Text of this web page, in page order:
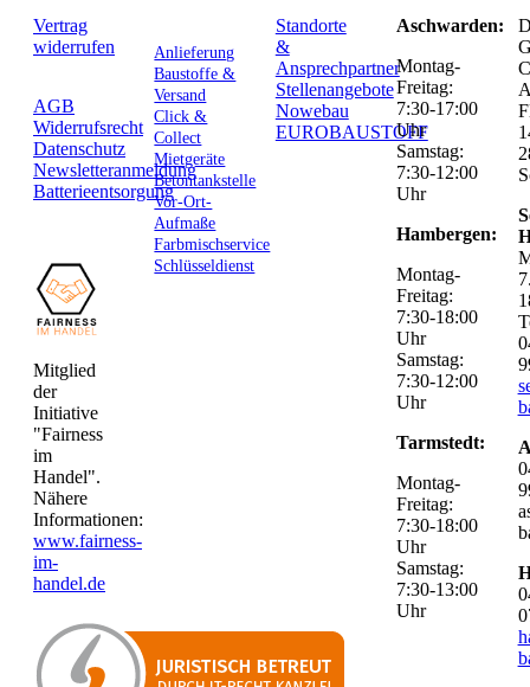
Vertrag
widerrufen
AGB
Widerrufsrecht
Datenschutz
Newsletteranmeldung
Batterieentsorgung
Mitglied
der
Initiative
"Fairness
im
Handel".
Nähere
Informationen:
www.fairness-
im-
handel.de
Anlieferung
Baustoffe &
Versand
Click &
Collect
Mietgeräte
Betontankstelle
Vor-Ort-
Aufmaße
Farbmischservice
Schlüsseldienst
Standorte
&
Ansprechpartner
Stellenangebote
Nowebau
EUROBAUSTOFF
Aschwarden:
Montag-
Freitag:
7:30-17:00
Uhr
Samstag:
7:30-12:00
Uhr
Hambergen:
Montag-
Freitag:
7:30-18:00
Uhr
Samstag:
7:30-12:00
Uhr
Tarmstedt:
Montag-
Freitag:
7:30-18:00
Uhr
Samstag:
7:30-13:00
Uhr